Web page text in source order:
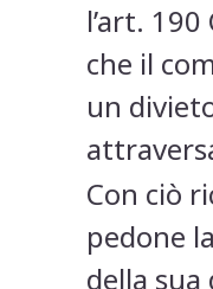
l’art.
che il
un
Con ciò
pedone
della sua